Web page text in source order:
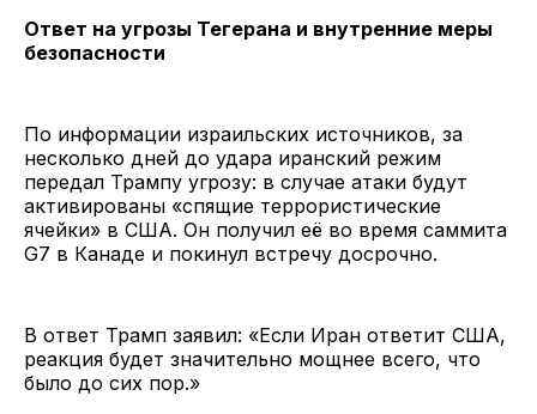
Ответ на угрозы Тегерана и внутренние меры
безопасности
По информации израильских источников, за
несколько дней до удара иранский режим
передал Трампу угрозу: в случае атаки будут
активированы «спящие террористические
ячейки» в США. Он получил её во время саммита
G7 в Канаде и покинул встречу досрочно.
В ответ Трамп заявил: «Если Иран ответит США,
реакция будет значительно мощнее всего, что
было до сих пор.»